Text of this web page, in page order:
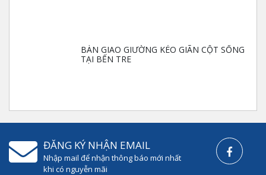
BÀN GIAO GIƯỜNG KÉO GIÃN CỘT SỐNG
TẠI BẾN TRE
ĐĂNG KÝ NHẬN EMAIL
Nhập mail để nhận thông báo mới nhất
khi có nguyễn mãi